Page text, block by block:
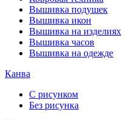
Вышивка подушек
Вышивка икон
Вышивка на изделиях
Вышивка часов
Вышивка на одежде
Канва
С рисунком
Без рисунка